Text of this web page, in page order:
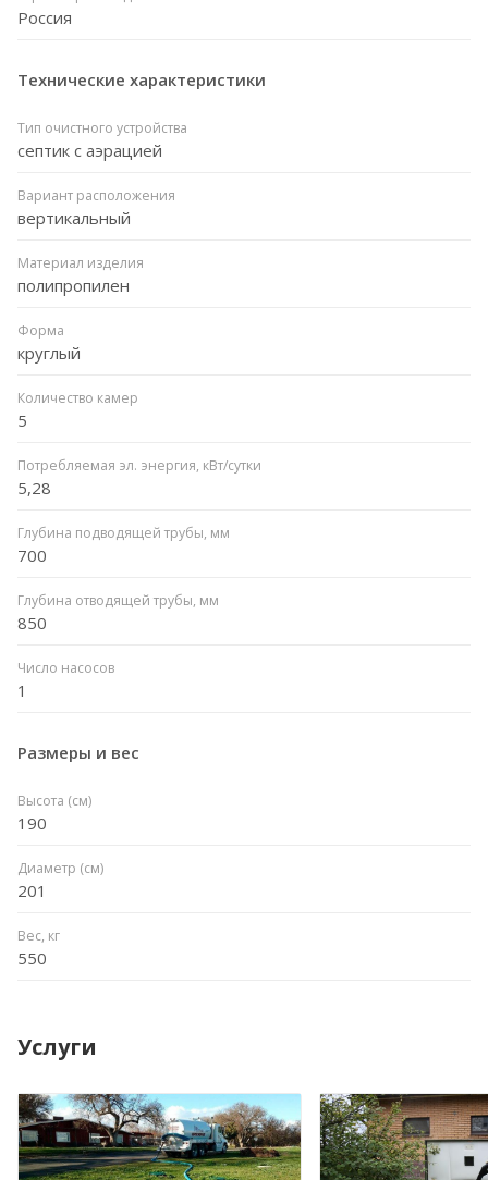
Россия
Технические характеристики
Тип очистного устройства
септик с аэрацией
Вариант расположения
вертикальный
Материал изделия
полипропилен
Форма
круглый
Количество камер
5
Потребляемая эл. энергия, кВт/сутки
5,28
Глубина подводящей трубы, мм
700
Глубина отводящей трубы, мм
850
Число насосов
1
Размеры и вес
Высота (см)
190
Диаметр (см)
201
Вес, кг
550
Услуги